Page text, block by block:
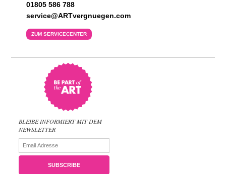
01805 586 788
service@ARTvergnuegen.com
ZUM SERVICECENTER
BLEIBE INFORMIERT MIT DEM
NEWSLETTER